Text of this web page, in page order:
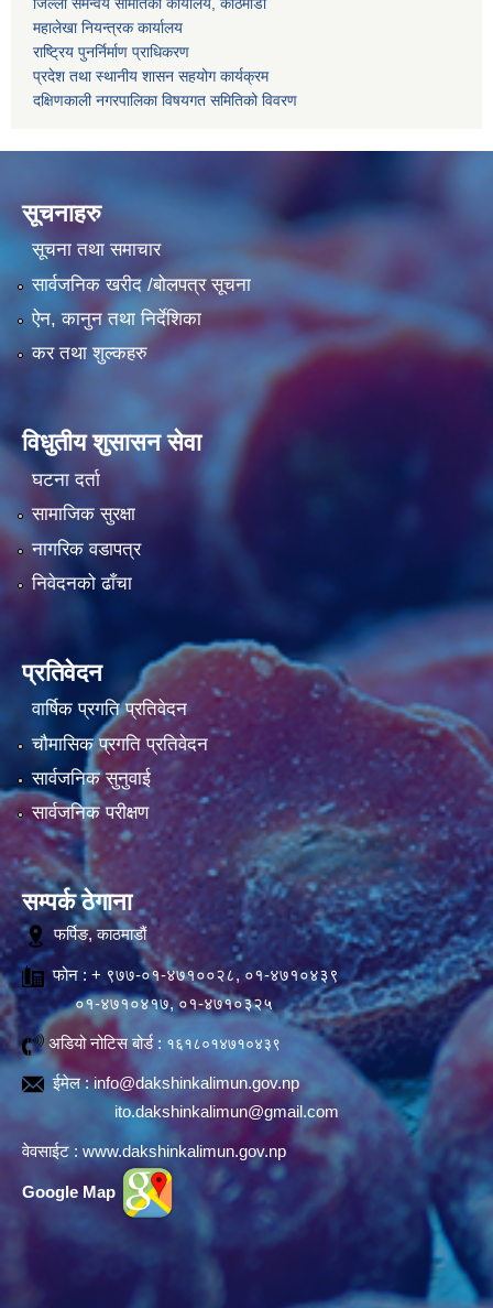
महालेखा नियन्त्रक कार्यालय
राष्ट्रिय पुनर्निर्माण प्राधिकरण
प्रदेश तथा स्थानीय शासन सहयोग कार्यक्रम
दक्षिणकाली नगरपालिका विषयगत समितिको विवरण
सूचनाहरु
सूचना तथा समाचार
सार्वजनिक खरीद /बोलपत्र सूचना
ऐन, कानुन तथा निर्देशिका
कर तथा शुल्कहरु
विधुतीय शुसासन सेवा
घटना दर्ता
सामाजिक सुरक्षा
नागरिक वडापत्र
निवेदनको ढाँचा
प्रतिवेदन
वार्षिक प्रगति प्रतिवेदन
चौमासिक प्रगति प्रतिवेदन
सार्वजनिक सुनुवाई
सार्वजनिक परीक्षण
सम्पर्क ठेगाना
फर्पिङ, काठमाडौं
फोन : + ९७७-०१-४७१००२८, ०१-४७१०४३९
०१-४७१०४१७, ०१-४७१०३२५
अडियो नोटिस बोर्ड : १६१८०१४७१०४३९
ईमेल :info@dakshinkalimun.gov.np
ito.dakshinkalimun@gmail.com
वेवसाईट : www.dakshinkalimun.gov.np
Google Map